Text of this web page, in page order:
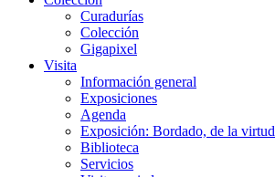
Curadurías
Colección
Gigapixel
Visita
Información general
Exposiciones
Agenda
Exposición: Bordado, de la virtud
Biblioteca
Servicios